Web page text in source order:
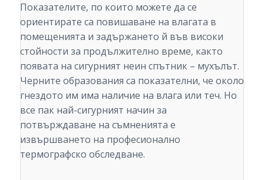
Показателите, по които можете да се
ориентирате са повишаване на влагата в
помещенията и задържането й във високи
стойности за продължително време, както
появата на сигурният неин спътник – мухълът.
Черните образования са показателни, че около
гнездото им има наличие на влага или теч. Но
все пак най-сигурният начин за
потвърждаване на съмненията е
извършването на професионално
термографско обследване.